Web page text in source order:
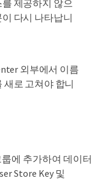
제공하지 않으
다시 나타납니
외부에서 이름
새로 고쳐야 합니
에 추가하여 데이터
Store Key 및